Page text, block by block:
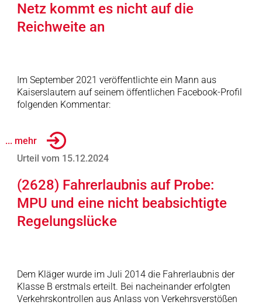
Netz kommt es nicht auf die
Reichweite an
Im September 2021 veröffentlichte ein Mann aus
Kaiserslautern auf seinem öffentlichen Facebook-Profil
folgenden Kommentar:
... mehr
Urteil vom 15.12.2024
(2628) Fahrerlaubnis auf Probe:
MPU und eine nicht beabsichtigte
Regelungslücke
Dem Kläger wurde im Juli 2014 die Fahrerlaubnis der
Klasse B erstmals erteilt. Bei nacheinander erfolgten
Verkehrskontrollen aus Anlass von Verkehrsverstößen